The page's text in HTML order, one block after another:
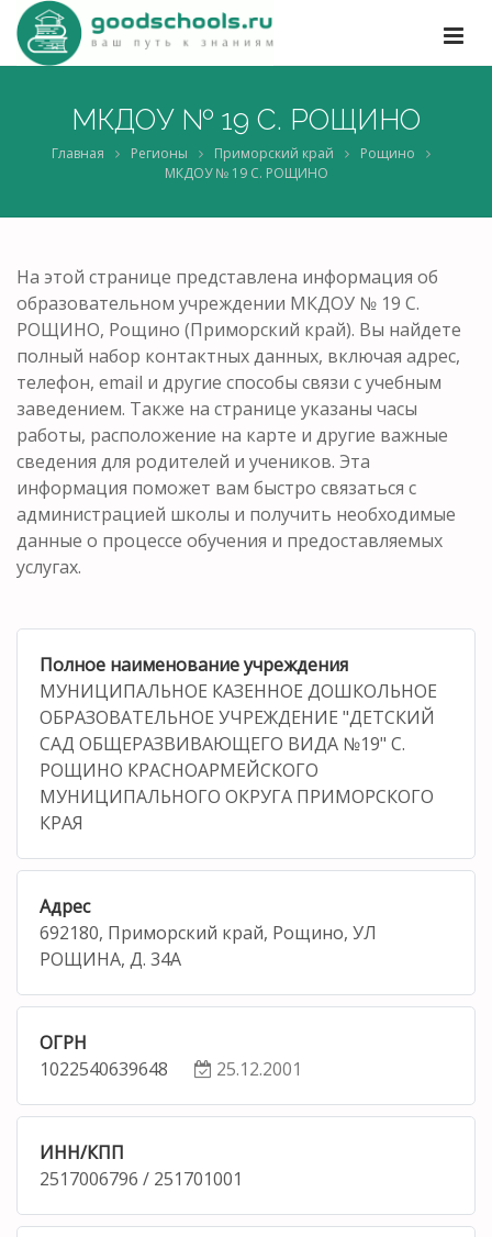
МКДОУ № 19 С. РОЩИНО
Главная Регионы Приморский край
Рощино
МКДОУ № 19 С. РОЩИНО
На этой странице представлена информация об
образовательном учреждении МКДОУ № 19 С.
РОЩИНО, Рощино (Приморский край). Вы найдете
полный набор контактных данных, включая адрес,
телефон, email и другие способы связи с учебным
заведением. Также на странице указаны часы
работы, расположение на карте и другие важные
сведения для родителей и учеников. Эта
информация поможет вам быстро связаться с
администрацией школы и получить необходимые
данные о процессе обучения и предоставляемых
услугах.
Полное наименование учреждения
МУНИЦИПАЛЬНОЕ КАЗЕННОЕ ДОШКОЛЬНОЕ
ОБРАЗОВАТЕЛЬНОЕ УЧРЕЖДЕНИЕ "ДЕТСКИЙ
САД ОБЩЕРАЗВИВАЮЩЕГО ВИДА №19" С.
РОЩИНО КРАСНОАРМЕЙСКОГО
МУНИЦИПАЛЬНОГО ОКРУГА ПРИМОРСКОГО
КРАЯ
Адрес
692180, Приморский край, Рощино, УЛ
РОЩИНА, Д. 34А
ОГРН
1022540639648
25.12.2001
ИНН/КПП
2517006796 / 251701001